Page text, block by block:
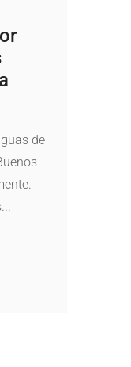
de